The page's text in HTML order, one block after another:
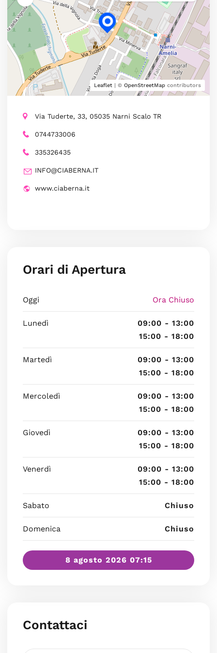
Leaflet | © OpenStreetMap contributors
Via Tuderte, 33, 05035 Narni Scalo TR
0744733006
335326435
INFO@CIABERNA.IT
www.ciaberna.it
Orari di Apertura
Oggi Ora Chiuso
Lunedì
09:00 - 13:00
15:00 - 18:00
Martedì
09:00 - 13:00
15:00 - 18:00
Mercoledì
09:00 - 13:00
15:00 - 18:00
Giovedì
09:00 - 13:00
15:00 - 18:00
Venerdì
09:00 - 13:00
15:00 - 18:00
Sabato Chiuso
Domenica Chiuso
8 agosto 2026 07:15
Contattaci